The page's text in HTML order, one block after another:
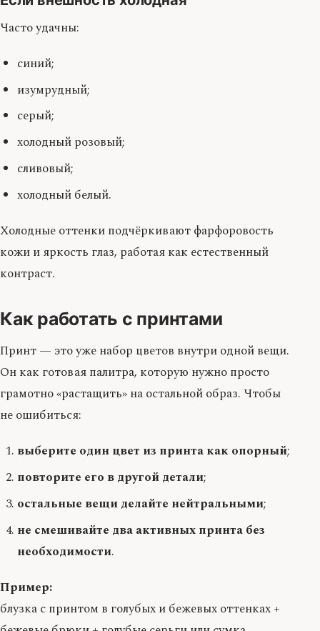
Часто удачны:
синий;
изумрудный;
серый;
холодный розовый;
сливовый;
холодный белый.
Холодные оттенки подчёркивают фарфоровость
кожи и яркость глаз, работая как естественный
контраст.
Как работать с принтами
Принт — это уже набор цветов внутри одной вещи.
Он как готовая палитра, которую нужно просто
грамотно «растащить» на остальной образ. Чтобы
не ошибиться:
выберите один цвет из принта как опорный;
повторите его в другой детали;
остальные вещи делайте нейтральными;
не смешивайте два активных принта без
необходимости.
Пример:
блузка с принтом в голубых и бежевых оттенках +